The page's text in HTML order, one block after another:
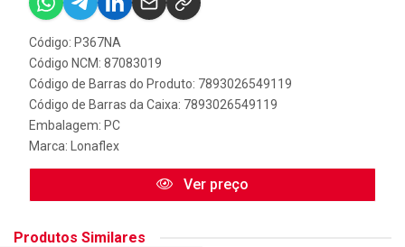
Código: P367NA
Código NCM: 87083019
Código de Barras do Produto: 7893026549119
Código de Barras da Caixa: 7893026549119
Embalagem: PC
Marca:
Lonaflex
Ver preço
Produtos Similares